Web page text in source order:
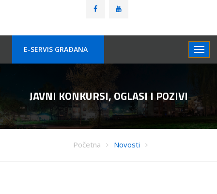
E-SERVIS GRAÐANA
JAVNI KONKURSI, OGLASI I POZIVI
Početna Novosti